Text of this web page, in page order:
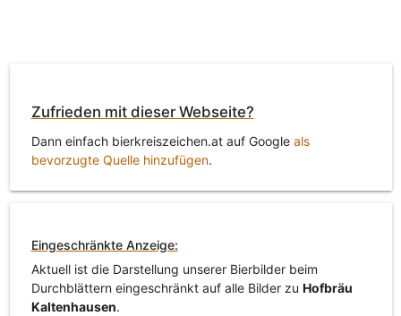
Zufrieden mit dieser Webseite?
Dann einfach bierkreiszeichen.at auf Google als
bevorzugte Quelle hinzufügen.
Eingeschränkte Anzeige:
Aktuell ist die Darstellung unserer Bierbilder beim
Durchblättern eingeschränkt auf alle Bilder zu Hofbräu
Kaltenhausen.